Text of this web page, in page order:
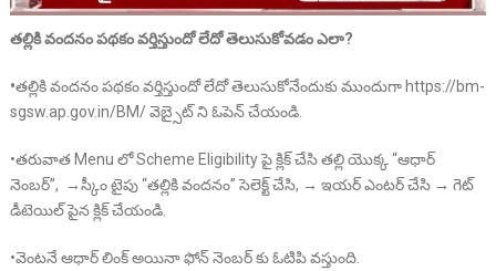
తల్లికి వందనం పథకం వర్తిస్తుందో లేదో తెలుసుకోవడం ఎలా?
•తల్లికి వందనం పథకం వర్తిస్తుందో లేదో తెలుసుకోనేందుకు ముందుగా https://bm-
sgsw.ap.gov.in/BM/ వెబ్సైట్ ని ఓపెన్ చేయండి.
•తరువాత Menu లో Scheme Eligibility పై క్లిక్ చేసి తల్లి యొక్క “ఆధార్
నెంబర్”, →స్కీం టైపు “తల్లికి వందనం” సెలెక్ట్ చేసి, → ఇయర్ ఎంటర్ చేసి → గెట్
డీటెయిల్ పైన క్లిక్ చేయండి.
•వెంటనే ఆధార్ లింక్ అయినా ఫోన్ నెంబర్ కు ఓటిపి వస్తుంది.